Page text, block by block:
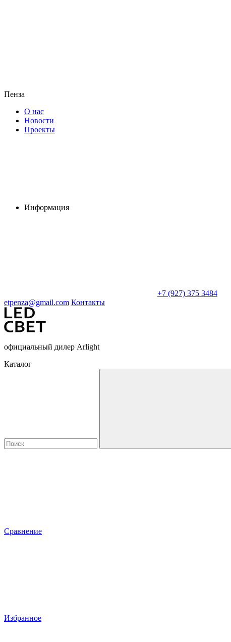
Пенза
О нас
Новости
Проекты
Информация
+7 (927) 375 3484
etpenza@gmail.com Контакты
официальный дилер Arlight
Каталог
Сравнение
Избранное